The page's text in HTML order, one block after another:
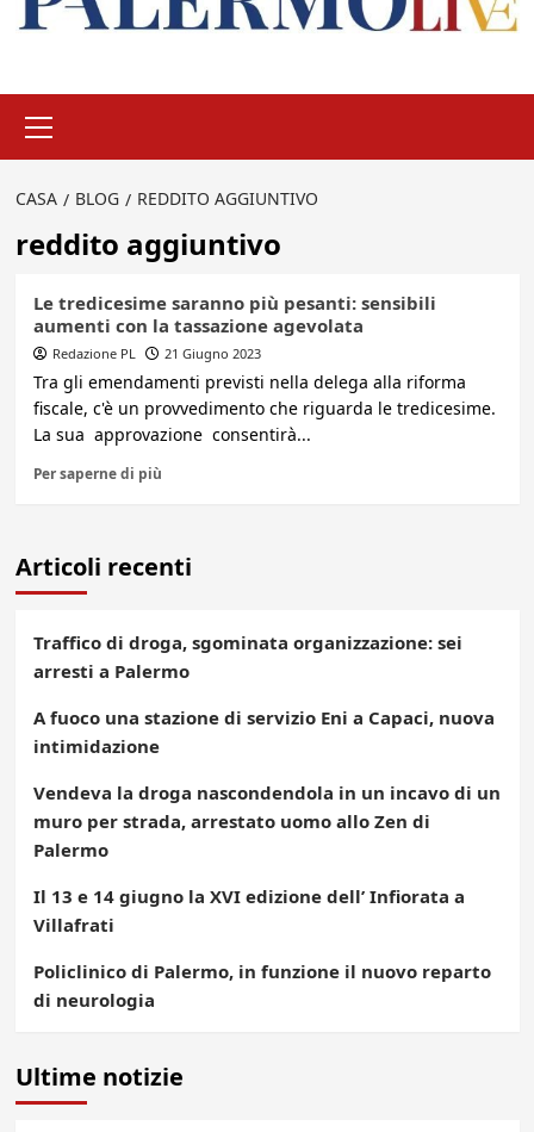
principale
CASA BLOG REDDITO AGGIUNTIVO
reddito aggiuntivo
Le tredicesime saranno più pesanti: sensibili
aumenti con la tassazione agevolata
Redazione PL 21 Giugno 2023
Tra gli emendamenti previsti nella delega alla riforma
fiscale, c'è un provvedimento che riguarda le tredicesime.
La sua approvazione consentirà...
Per saperne di più
Articoli recenti
Traffico di droga, sgominata organizzazione: sei
arresti a Palermo
A fuoco una stazione di servizio Eni a Capaci, nuova
intimidazione
Vendeva la droga nascondendola in un incavo di un
muro per strada, arrestato uomo allo Zen di
Palermo
Il 13 e 14 giugno la XVI edizione dell’ Infiorata a
Villafrati
Policlinico di Palermo, in funzione il nuovo reparto
di neurologia
Ultime notizie